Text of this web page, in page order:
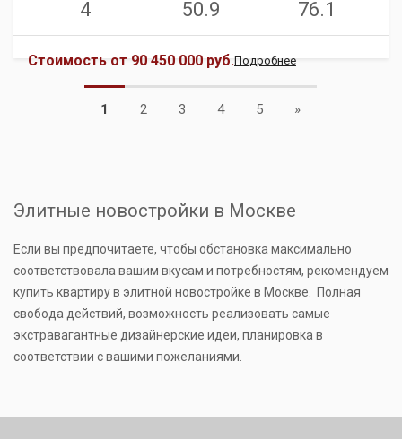
4 50.9 76.1
Стоимость от 90 450 000 руб.Подробнее
1 2 3 4 5 »Next
Элитные новостройки в Москве
Если вы предпочитаете, чтобы обстановка максимально
соответствовала вашим вкусам и потребностям, рекомендуем
купить квартиру в элитной новостройке в Москве. Полная
свобода действий, возможность реализовать самые
экстравагантные дизайнерские идеи, планировка в
соответствии с вашими пожеланиями.